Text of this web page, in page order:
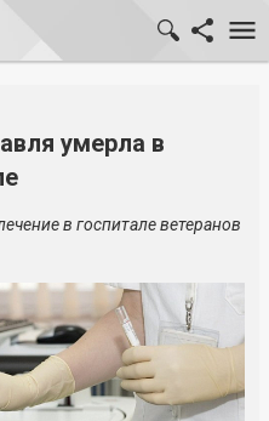
умерла в
в госпитале ветеранов